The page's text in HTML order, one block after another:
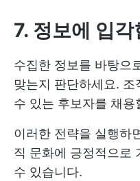
7. 정보에 입
수집한 정보를 바탕으
맞는지 판단하세요.
수 있는 후보자를 채
이러한 전략을 실행하
직 문화에 긍정적으로
수 있습니다.